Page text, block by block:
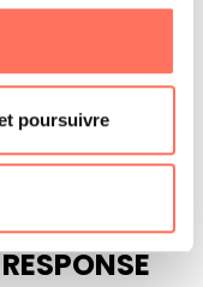
poursuivre
guide